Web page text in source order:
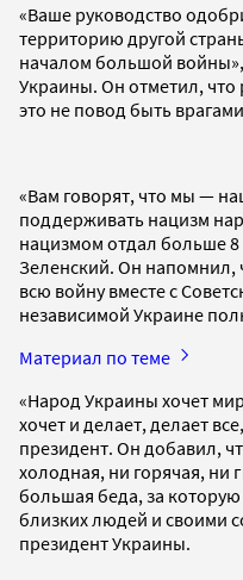
«Ваше руководство
территорию другой
началом большой
Украины. Он отметил, что
это не повод быть
«Вам говорят, что мы —
поддерживать нацизм
нацизмом отдал больше
Зеленский. Он напомнил,
всю войну вместе с
независимой Украине
Материал по теме
«Народ Украины хочет
хочет и делает, делает
президент. Он добавил,
холодная, ни горячая, ни
большая беда, за
близких людей и своими
президент Украины.